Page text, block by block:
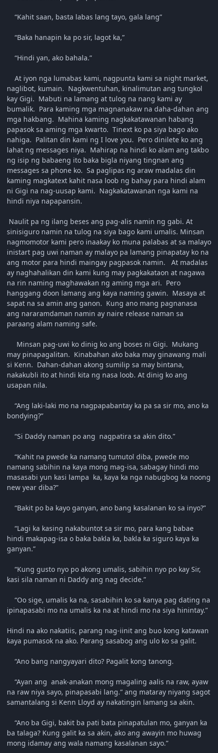
“Kahit saan, basta labas lang tayo, gala lang”
“Baka hanapin ka po sir, lagot ka,”
“Hindi yan, ako bahala.”
At iyon nga lumabas kami, nagpunta kami sa night market,
naglibot, kumain. Nagkwentuhan, kinalimutan ang tungkol
kay Gigi. Mabuti na lamang at tulog na nang kami ay
bumalik. Para kaming mga magnanakaw na daha-dahan ang
mga hakbang. Mahina kaming nagkakatawanan habang
papasok sa aming mga kwarto. Tinext ko pa siya bago ako
nahiga. Palitan din kami ng I love you. Pero dinilete ko ang
lahat ng messages niya. Mahirap na hindi ko alam ang takbo
ng isip ng babaeng ito baka bigla niyang tingnan ang
messages sa phone ko. Sa paglipas ng araw madalas din
kaming magkatext kahit nasa loob ng bahay para hindi alam
ni Gigi na nag-uusap kami. Nagkakatawanan nga kami na
hindi niya napapansin.
Naulit pa ng ilang beses ang pag-alis namin ng gabi. At
sinisiguro namin na tulog na siya bago kami umalis. Minsan
nagmomotor kami pero inaakay ko muna palabas at sa malayo
inistart pag uwi naman ay malayo pa lamang pinapatay ko na
ang motor para hindi maingay pagpasok namin. At madalas
ay naghahalikan din kami kung may pagkakataon at nagawa
na rin naming maghawakan ng aming mga ari. Pero
hanggang doon lamang ang kaya naming gawin. Masaya at
sapat na sa amin ang ganon. Kung ano mang pagnanasa
ang nararamdaman namin ay naire release naman sa
paraang alam naming safe.
Minsan pag-uwi ko dinig ko ang boses ni Gigi. Mukang
may pinapagalitan. Kinabahan ako baka may ginawang mali
si Kenn. Dahan-dahan akong sumilip sa may bintana,
nakakubli ito at hindi kita ng nasa loob. At dinig ko ang
usapan nila.
“Ang laki-laki mo na nagpapabantay ka pa sa sir mo, ano ka
bondying?”
“Si Daddy naman po ang nagpatira sa akin dito.”
“Kahit na pwede ka namang tumutol diba, pwede mo
namang sabihin na kaya mong mag-isa, sabagay hindi mo
masasabi yun kasi lampa ka, kaya ka nga nabugbog ka noong
new year diba?”
“Bakit po ba kayo ganyan, ano bang kasalanan ko sa inyo?”
“Lagi ka kasing nakabuntot sa sir mo, para kang babae
hindi makapag-isa o baka bakla ka, bakla ka siguro kaya ka
ganyan.”
“Kung gusto nyo po akong umalis, sabihin nyo po kay Sir,
kasi sila naman ni Daddy ang nag decide.”
“Oo sige, umalis ka na, sasabihin ko sa kanya pag dating na
ipinapasabi mo na umalis ka na at hindi mo na siya hinintay.”
Hindi na ako nakatiis, parang nag-iinit ang buo kong katawan
kaya pumasok na ako. Parang sasabog ang ulo ko sa galit.
“Ano bang nangyayari dito? Pagalit kong tanong.
“Ayan ang anak-anakan mong magaling aalis na raw, ayaw
na raw niya sayo, pinapasabi lang.” ang mataray niyang sagot
samantalang si Kenn Lloyd ay nakatingin lamang sa akin.
“Ano ba Gigi, bakit ba pati bata pinapatulan mo, ganyan ka
ba talaga? Kung galit ka sa akin, ako ang awayin mo huwag
mong idamay ang wala namang kasalanan sayo.”